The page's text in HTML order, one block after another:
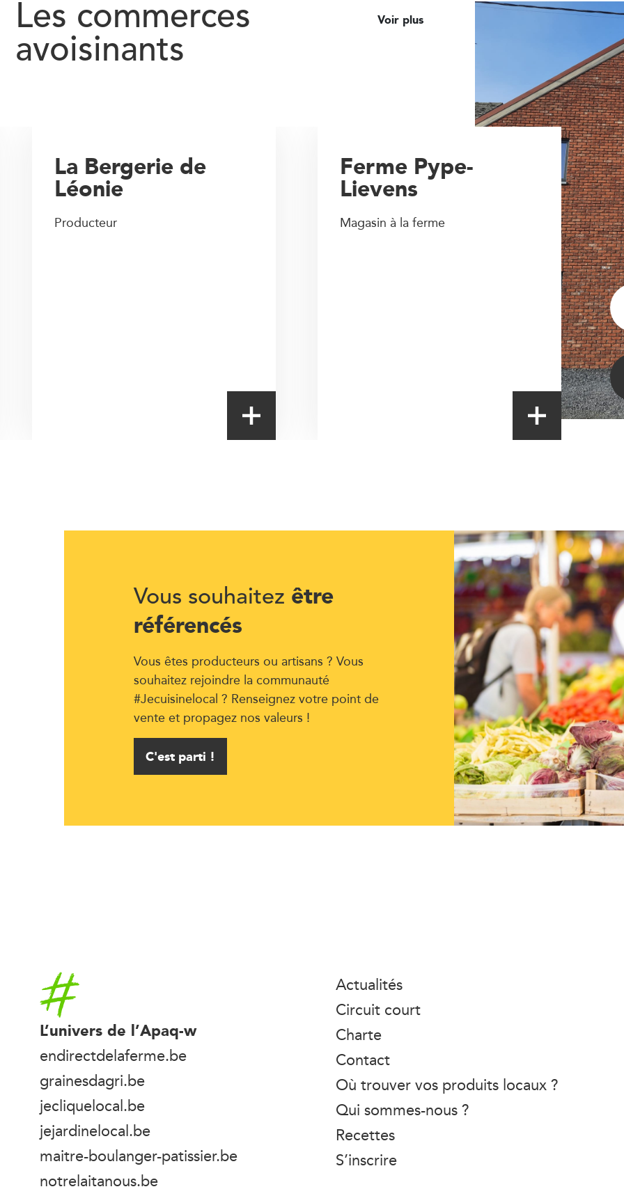
Les commerces
avoisinants
Voir plus
Ferme Pype-
Lievens
Magasin à la ferme
La Bergerie de
Léonie
Producteur
Vous souhaitez être
référencés
Vous êtes producteurs ou artisans ? Vous
souhaitez rejoindre la communauté
#Jecuisinelocal ? Renseignez votre point de
vente et propagez nos valeurs !
C'est parti !
Accueil
L’univers de l’Apaq-w
endirectdelaferme.be
grainesdagri.be
jecliquelocal.be
jejardinelocal.be
maitre-boulanger-patissier.be
notrelaitanous.be
Actualités
Circuit court
Charte
Contact
Où trouver vos produits locaux ?
Qui sommes-nous ?
Recettes
S’inscrire